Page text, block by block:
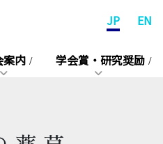
JP EN
案内 学会賞・研究奨励